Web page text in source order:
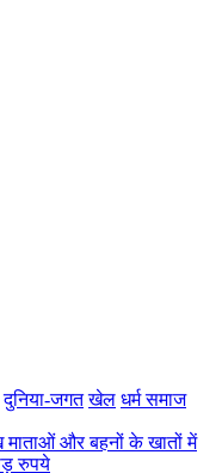
दुनिया-जगत खेल धर्म समाज